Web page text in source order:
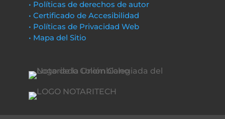
• Políticas de derechos de autor
• Certificado de Accesibilidad
• Políticas de Privacidad Web
• Mapa del Sitio